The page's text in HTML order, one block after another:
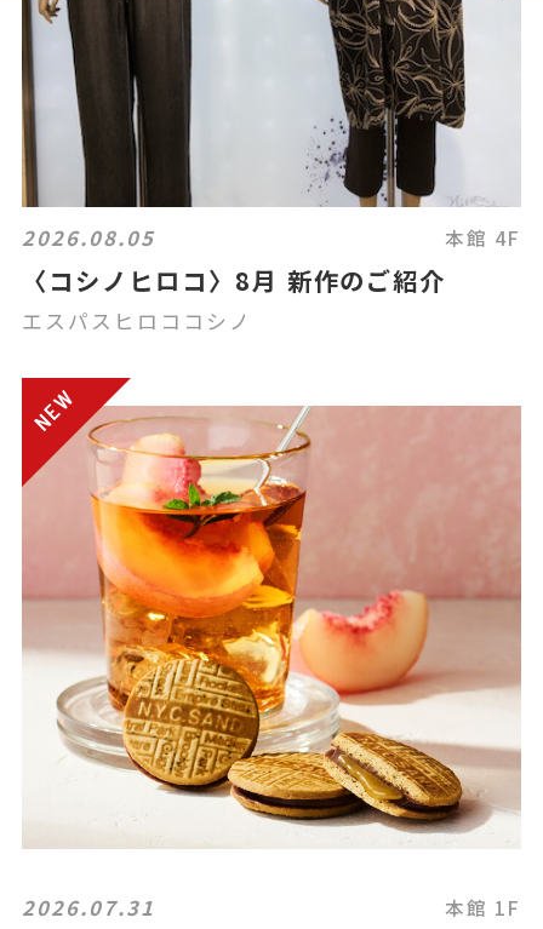
2026.08.05 本館 4F
〈コシノヒロコ〉8月 新作のご紹介
エスパスヒロココシノ
2026.07.31 本館 1F